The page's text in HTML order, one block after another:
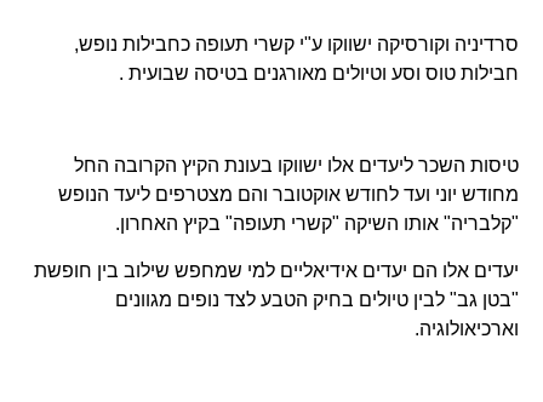
סרדיניה וקורסיקה ישווקו ע"י קשרי תעופה כחבילות נופש,
חבילות טוס וסע וטיולים מאורגנים בטיסה שבועית .
טיסות השכר ליעדים אלו ישווקו בעונת הקיץ הקרובה החל
מחודש יוני ועד לחודש אוקטובר והם מצטרפים ליעד הנופש
"קלבריה" אותו השיקה "קשרי תעופה" בקיץ האחרון.
יעדים אלו הם יעדים אידיאליים למי שמחפש שילוב בין חופשת
"בטן גב" לבין טיולים בחיק הטבע לצד נופים מגוונים
וארכיאולוגיה.